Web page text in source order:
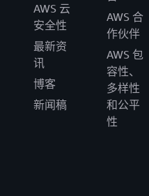
AWS 云
安全性
最新资
讯
博客
新闻稿
AWS 合
作伙伴
AWS 包
容性、
多样性
和公平
性